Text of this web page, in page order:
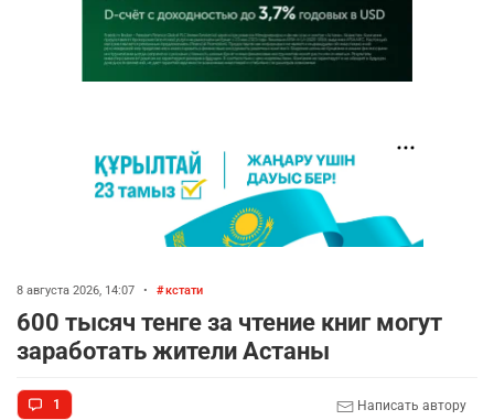
8 августа 2026, 14:07 • кстати
600 тысяч тенге за чтение книг могут
заработать жители Астаны
1 Написать автору